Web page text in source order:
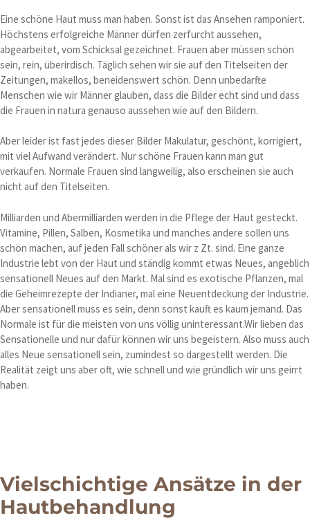
Eine schöne Haut muss man haben. Sonst ist das Ansehen ramponiert.
Höchstens erfolgreiche Männer dürfen zerfurcht aussehen,
abgearbeitet, vom Schicksal gezeichnet. Frauen aber müssen schön
sein, rein, überirdisch. Täglich sehen wir sie auf den Titelseiten der
Zeitungen, makellos, beneidenswert schön. Denn unbedarfte
Menschen wie wir Männer glauben, dass die Bilder echt sind und dass
die Frauen in natura genauso aussehen wie auf den Bildern.
Aber leider ist fast jedes dieser Bilder Makulatur, geschönt, korrigiert,
mit viel Aufwand verändert. Nur schöne Frauen kann man gut
verkaufen. Normale Frauen sind langweilig, also erscheinen sie auch
nicht auf den Titelseiten.
Milliarden und Abermilliarden werden in die Pflege der Haut gesteckt.
Vitamine, Pillen, Salben, Kosmetika und manches andere sollen uns
schön machen, auf jeden Fall schöner als wir z Zt. sind. Eine ganze
Industrie lebt von der Haut und ständig kommt etwas Neues, angeblich
sensationell Neues auf den Markt. Mal sind es exotische Pflanzen, mal
die Geheimrezepte der Indianer, mal eine Neuentdeckung der Industrie.
Aber sensationell muss es sein, denn sonst kauft es kaum jemand. Das
Normale ist für die meisten von uns völlig uninteressant.Wir lieben das
Sensationelle und nur dafür können wir uns begeistern. Also muss auch
alles Neue sensationell sein, zumindest so dargestellt werden. Die
Realität zeigt uns aber oft, wie schnell und wie gründlich wir uns geirrt
haben.
Vielschichtige Ansätze in der
Hautbehandlung